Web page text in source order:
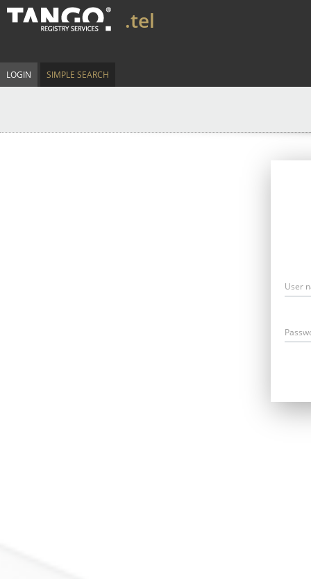
.tel
LOGIN SIMPLE SEARCH
User